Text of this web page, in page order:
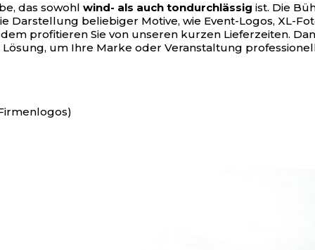
das sowohl wind- als auch tondurchlässig ist. Die
beliebiger Motive, wie Event-Logos, XL-
profitieren Sie von unseren kurzen Lieferzeiten.
um Ihre Marke oder Veranstaltung